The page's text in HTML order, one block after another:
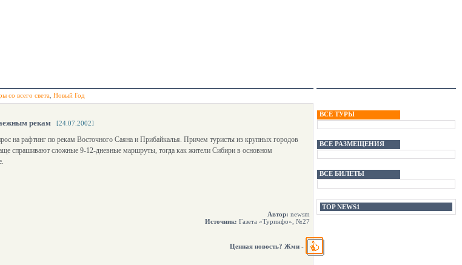
со всего света Новый Год
рекам [24.07.2002]
на рафтинг по рекам Восточного Саяна и Прибайкалья. Причем туристы из крупных городов
спрашивают сложные 9-12-дневные маршруты, тогда как жители Сибири в основном
Автор: newsm
Источник: Газета «Туринфо», №27
Ценная новость? Жми -
ВСЕ ТУРЫ
ВСЕ РАЗМЕЩЕНИЯ
ВСЕ БИЛЕТЫ
TOP NEWS1